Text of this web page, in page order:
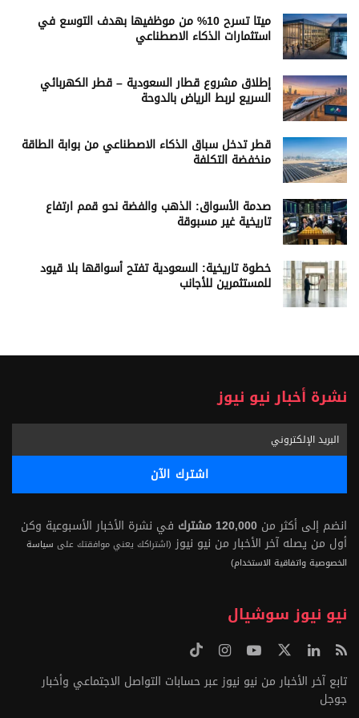
ميتا تسرح 10% من موظفيها بهدف التوسع في
استثمارات الذكاء الاصطناعي
إطلاق مشروع قطار السعودية – قطر الكهربائي
السريع لربط الرياض بالدوحة
قطر تدخل سباق الذكاء الاصطناعي من بوابة الطاقة
منخفضة التكلفة
صدمة الأسواق: الذهب والفضة نحو قمم ارتفاع
تاريخية غير مسبوقة
خطوة تاريخية: السعودية تفتح أسواقها بلا قيود
للمستثمرين للأجانب
نشرة أخبار نيو نيوز
انضم إلى أكثر من 120,000 مشترك
في نشرة الأخبار الأسبوعية وكن
أول من يصله آخر الأخبار من نيو نيوز (اشتراكك يعني موافقتك على سياسة
الخصوصية واتفاقية الاستخدام)
نيو نيوز سوشيال
تابع آخر الأخبار من نيو نيوز عبر حسابات التواصل الاجتماعي وأخبار
جوجل